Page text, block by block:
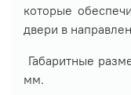
которые
двери в
Габаритные
мм.